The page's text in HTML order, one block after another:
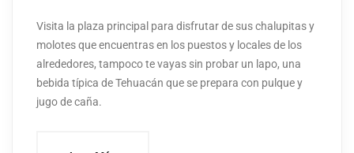
Visita la plaza principal para disfrutar de sus chalupitas y
molotes que encuentras en los puestos y locales de los
alrededores, tampoco te vayas sin probar un lapo, una
bebida típica de Tehuacán que se prepara con pulque y
jugo de caña.